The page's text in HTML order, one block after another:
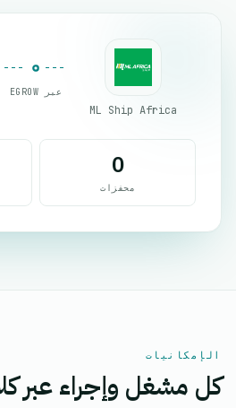
ML Ship Africa
عبر EGROW
0
محفزات
الإمكانيات
كل مشغل وإجراء عبر